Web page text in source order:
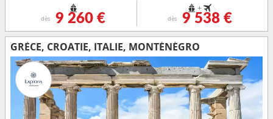
dès 9 260 €
+
dès 9 538 €
GRÈCE, CROATIE, ITALIE, MONTÉNÉGRO